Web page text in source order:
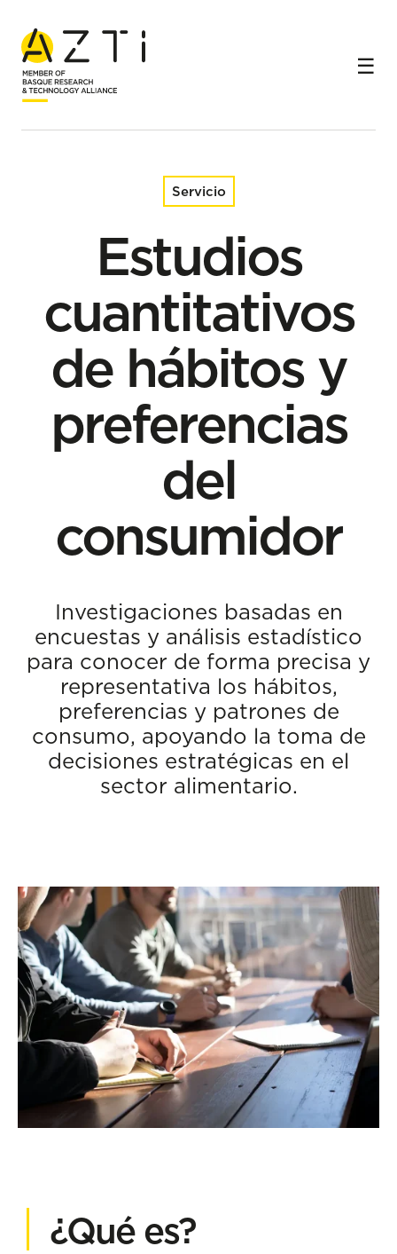
Inicio
Servicios
Estudios cuantitativos de hábitos y preferencias del
consumidor
Servicio
Estudios
cuantitativos
de hábitos y
preferencias
del
consumidor
Investigaciones basadas en
encuestas y análisis estadístico
para conocer de forma precisa y
representativa los hábitos,
preferencias y patrones de
consumo, apoyando la toma de
decisiones estratégicas en el
sector alimentario.
¿Qué es?